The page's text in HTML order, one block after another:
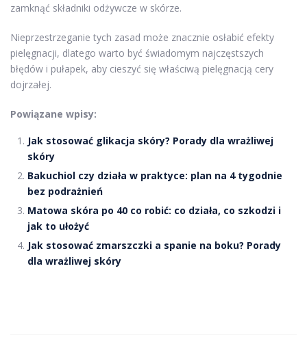
zamknąć składniki odżywcze w skórze.
Nieprzestrzeganie tych zasad może znacznie osłabić efekty
pielęgnacji, dlatego warto być świadomym najczęstszych
błędów i pułapek, aby cieszyć się właściwą pielęgnacją cery
dojrzałej.
Powiązane wpisy:
Jak stosować glikacja skóry? Porady dla wrażliwej
skóry
Bakuchiol czy działa w praktyce: plan na 4 tygodnie
bez podrażnień
Matowa skóra po 40 co robić: co działa, co szkodzi i
jak to ułożyć
Jak stosować zmarszczki a spanie na boku? Porady
dla wrażliwej skóry